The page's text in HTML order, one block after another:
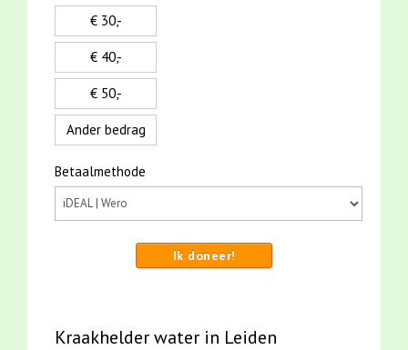
€ 30,-
€ 40,-
€ 50,-
Ander bedrag
Betaalmethode
Ik doneer!
Kraakhelder water in Leiden